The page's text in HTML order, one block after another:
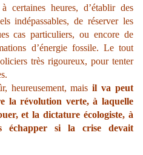
certaines heures, d’établir des
indépassables, de réserver les
cas particuliers, ou encore de
d’énergie fossile. Le tout
très rigoureux, pour tenter
heureusement, mais il va peut
la révolution verte, à laquelle
et la dictature écologiste, à
échapper si la crise devait